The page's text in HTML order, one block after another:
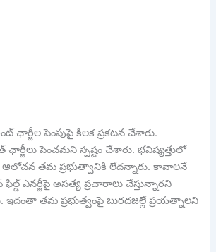
ఛార్జీల పెంపుపై కీల‌క ప్ర‌క‌ట‌న చేశారు.
ఛార్జీలు పెంచ‌మ‌ని స్ప‌ష్టం చేశారు. భ‌విష్య‌త్తులో
ఆలోచ‌న త‌మ ప్ర‌భుత్వానికి లేద‌న్నారు. కావాల‌నే
ఎన‌ర్జీపై అస‌త్య ప్ర‌చారాలు చేస్తున్నార‌ని
ఇదంతా త‌మ ప్ర‌భుత్వంపై బుర‌ద‌జ‌ల్లే ప్ర‌య‌త్నాల‌ని